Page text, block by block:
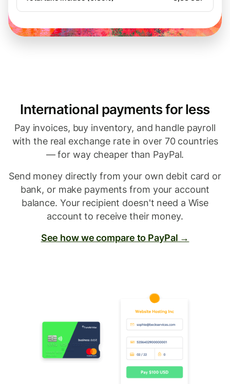
International payments for less
Pay invoices, buy inventory, and handle payroll
with the real exchange rate in over 70 countries
— for way cheaper than PayPal.
Send money directly from your own debit card or
bank, or make payments from your account
balance. Your recipient doesn't need a Wise
account to receive their money.
See how we compare to PayPal →